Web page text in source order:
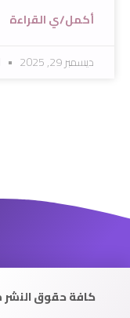
أكمل/ي القراءة
ديسمبر 29, 2025
كافة حقوق النشر